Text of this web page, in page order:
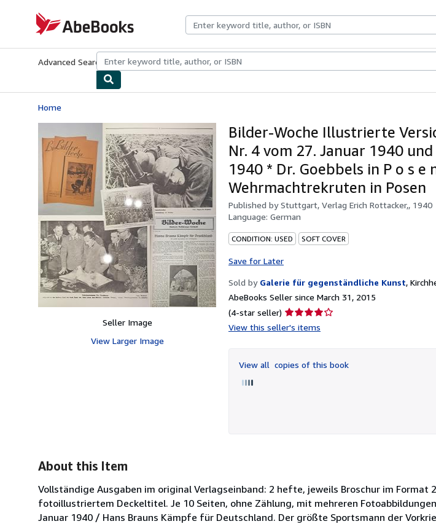
AbeBooks.com
Advanced Search Browse CollectionsRare BooksArt & Collectibles
Home
Seller Image
View Larger Image
Bilder-Woche Illustrierte
Nr. 4 vom 27. Januar 1940
1940 * Dr. Goebbels in P o s e
Wehrmachtrekruten in Posen
Published byStuttgart, Verlag Erich Rottacker,, 1940
Language: German
CONDITION: USED SOFT COVER
Save for Later
Sold by Galerie für gegenständliche Kunst,
AbeBooks Seller since March 31, 2015
(4-star seller) Seller
rating
of
5
View this seller's items
View all copies of this book
About this Item
Vollständige Ausgaben im original Verlagseinband: 2 hefte, jeweils Broschur im Format
fotoillustriertem Deckeltitel. Je 10 Seiten, ohne Zählung, mit mehreren
Januar 1940 / Hans Brauns Kämpfe für Deutschland. Der größte Sportsmann der